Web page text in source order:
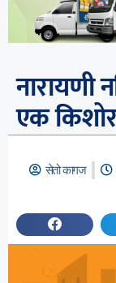
नारायणी
एक
सेतो कागज